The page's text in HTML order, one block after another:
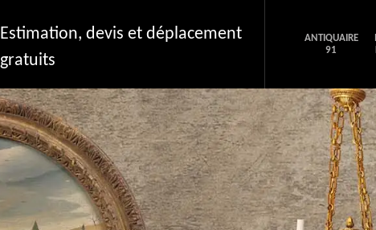
Estimation, devis et déplacement
gratuits
ANTIQUAIRE
91